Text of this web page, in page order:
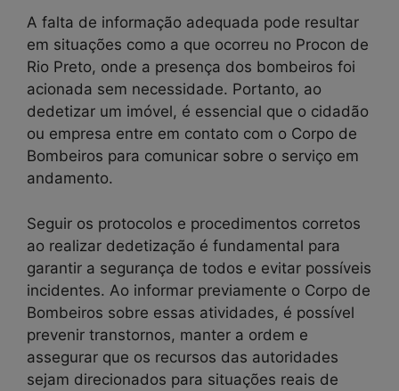
A falta de informação adequada pode resultar
em situações como a que ocorreu no Procon de
Rio Preto, onde a presença dos bombeiros foi
acionada sem necessidade. Portanto, ao
dedetizar um imóvel, é essencial que o cidadão
ou empresa entre em contato com o Corpo de
Bombeiros para comunicar sobre o serviço em
andamento.
Seguir os protocolos e procedimentos corretos
ao realizar dedetização é fundamental para
garantir a segurança de todos e evitar possíveis
incidentes. Ao informar previamente o Corpo de
Bombeiros sobre essas atividades, é possível
prevenir transtornos, manter a ordem e
assegurar que os recursos das autoridades
sejam direcionados para situações reais de